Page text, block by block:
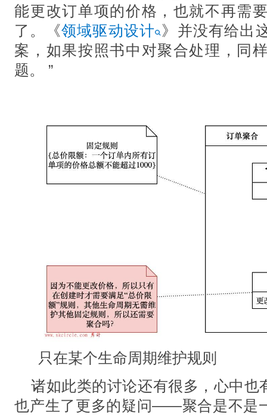
能更改订单项的价格，也就不再需
了。《领域驱动设计 》并没有给出
案，如果按照书中对聚合处理，同
题。 ”
只在某个生命周期维护规则
诸如此类的讨论还有很多，⼼中也
也产⽣了更多的疑问——聚合是不是